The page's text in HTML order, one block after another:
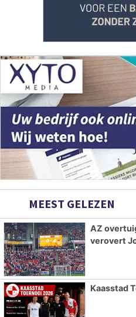
MEEST GELEZEN
AZ
verovert
Kaasstad